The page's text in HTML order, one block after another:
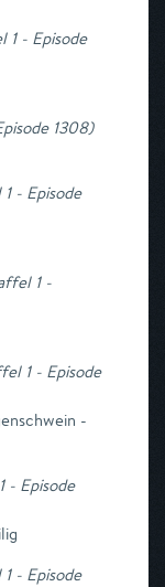
1 - Episode
1308)
- Episode
1 -
1 - Episode
-
- Episode
- Episode